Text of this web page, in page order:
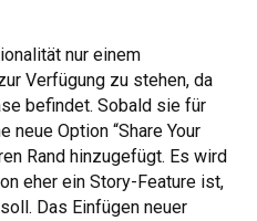
nur einem
Verfügung zu stehen, da
befindet. Sobald sie für
neue Option “Share Your
Rand hinzugefügt. Es wird
eher ein Story-Feature ist,
Das Einfügen neuer